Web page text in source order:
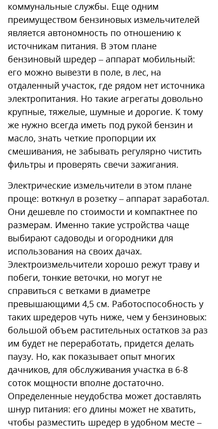
коммунальные службы. Еще одним
преимуществом бензиновых измельчителей
является автономность по отношению к
источникам питания. В этом плане
бензиновый шредер – аппарат мобильный:
его можно вывезти в поле, в лес, на
отдаленный участок, где рядом нет источника
электропитания. Но такие агрегаты довольно
крупные, тяжелые, шумные и дорогие. К тому
же нужно всегда иметь под рукой бензин и
масло, знать четкие пропорции их
смешивания, не забывать регулярно чистить
фильтры и проверять свечи зажигания.
Электрические измельчители в этом плане
проще: воткнул в розетку – аппарат заработал.
Они дешевле по стоимости и компактнее по
размерам. Именно такие устройства чаще
выбирают садоводы и огородники для
использования на своих дачах.
Электроизмельчители хорошо режут траву и
побеги, тонкие веточки, но могут не
справиться с ветками в диаметре
превышающими 4,5 см. Работоспособность у
таких шредеров чуть ниже, чем у бензиновых:
большой объем растительных остатков за раз
им будет не переработать, придется делать
паузу. Но, как показывает опыт многих
дачников, для обслуживания участка в 6-8
соток мощности вполне достаточно.
Определенные неудобства может доставлять
шнур питания: его длины может не хватить,
чтобы разместить шредер в удобном месте –